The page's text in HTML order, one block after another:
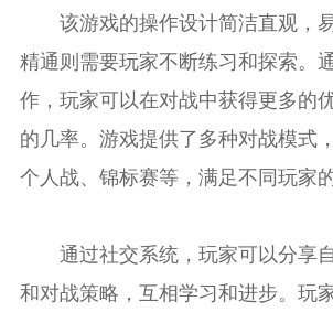
该游戏的操作设计简洁直观，
精通则需要玩家不断练习和探索。
作，玩家可以在对战中获得更多的
的几率。游戏提供了多种对战模式
个人战、锦标赛等，满足不同玩家
通过社交系统，玩家可以分享
和对战策略，互相学习和进步。玩